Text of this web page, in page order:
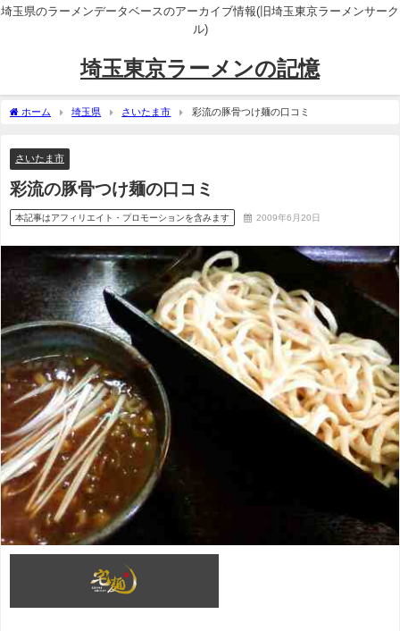
埼玉県のラーメンデータベースのアーカイブ情報(旧埼玉東京ラーメンサーク
ル)
埼玉東京ラーメンの記憶
ホーム 埼玉県 さいたま市 彩流の豚骨つけ麺の口コミ
さいたま市
彩流の豚骨つけ麺の口コミ
本記事はアフィリエイト・プロモーションを含みます 2009年6月20日